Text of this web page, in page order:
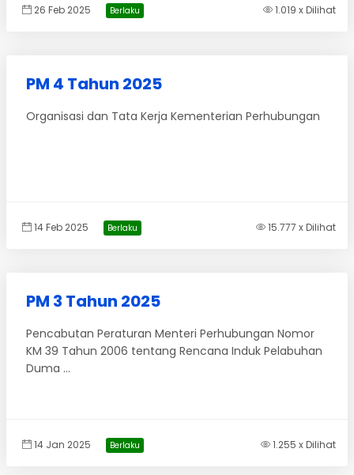
26 Feb 2025 Berlaku 1.019 x Dilihat
PM 4 Tahun 2025
Organisasi dan Tata Kerja Kementerian Perhubungan
14 Feb 2025 Berlaku 15.777 x Dilihat
PM 3 Tahun 2025
Pencabutan Peraturan Menteri Perhubungan Nomor
KM 39 Tahun 2006 tentang Rencana Induk Pelabuhan
Duma ...
14 Jan 2025 Berlaku 1.255 x Dilihat